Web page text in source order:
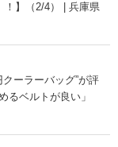
！】（2/4） | 兵庫県
ーラーバッグ”が評
ベルトが良い」